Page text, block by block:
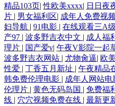
精品103页|性欧美xxxx| 日日夜
片 | 男女福利区| 成年人免费视
妇导航 | 91电影 | 在线观看三A级
产97 | 波多野吉衣中文 | 成人福
理片 | 国产爱v| 午夜V影院一起
波多野吉衣网站 | 尤物肏逼| 欧
性爱 | 丁香五月新址 | 午夜精品
韩免费伦理电影 | 成年人网站电
伦理片 | 黄色无码岛国 | 免费福
线 | 穴穴视频免费在线 | 最新更